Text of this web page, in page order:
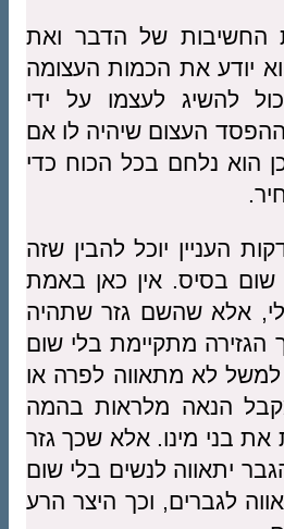
של הדבר ואת
יודע את הכמות העצומה
להשיג לעצמו על ידי
העצום שיהיה לו אם
הוא נלחם בכל הכוח כדי
העניין יוכל להבין שזה
בסיס. אין כאן באמת
אלא שהשם גזר שתהיה
הגזירה מתקיימת בלי שום
לא מתאווה לפרה או
הנאה מלראות בהמה
בני מינו. אלא שכך גזר
יתאווה לנשים בלי שום
לגברים, וכך היצר הרע